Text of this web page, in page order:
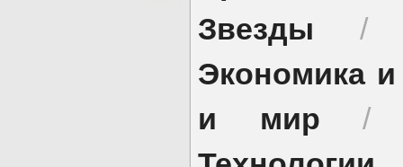
Звезды
Экономика
и мир